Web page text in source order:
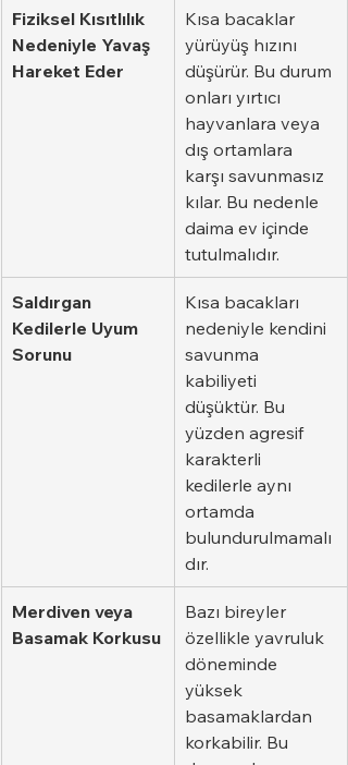
Fiziksel Kısıtlılık
Nedeniyle Yavaş
Hareket Eder
Kısa bacaklar
yürüyüş hızını
düşürür. Bu durum
onları yırtıcı
hayvanlara veya
dış ortamlara
karşı savunmasız
kılar. Bu nedenle
daima ev içinde
tutulmalıdır.
Saldırgan
Kedilerle Uyum
Sorunu
Kısa bacakları
nedeniyle kendini
savunma
kabiliyeti
düşüktür. Bu
yüzden agresif
karakterli
kedilerle aynı
ortamda
bulundurulmamalı
dır.
Merdiven veya
Basamak Korkusu
Bazı bireyler
özellikle yavruluk
döneminde
yüksek
basamaklardan
korkabilir. Bu